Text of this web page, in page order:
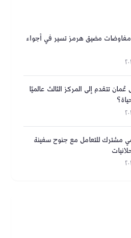
مفاوضات مضيق هرمز تسير في أجواء
تتقدم إلى المركز الثالث عالميًا
مشترك للتعامل مع جنوح سفينة